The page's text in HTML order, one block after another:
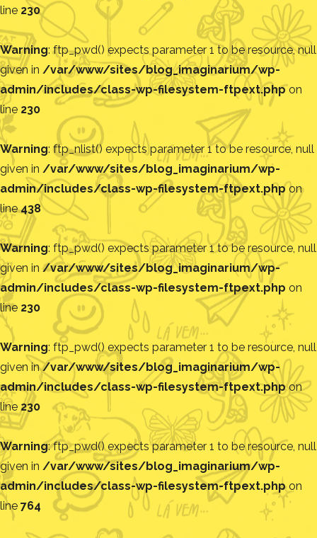
line 230
Warning: ftp_pwd() expects parameter 1 to be resource, null
given in /var/www/sites/blog_imaginarium/wp-
admin/includes/class-wp-filesystem-ftpext.phpon
line 230
Warning: ftp_nlist() expects parameter 1 to be resource, null
given in /var/www/sites/blog_imaginarium/wp-
admin/includes/class-wp-filesystem-ftpext.phpon
line438
Warning: ftp_pwd() expects parameter 1 to be resource, null
given in /var/www/sites/blog_imaginarium/wp-
admin/includes/class-wp-filesystem-ftpext.php on
line 230
Warning: ftp_pwd() expects parameter 1 to be resource, null
given in/var/www/sites/blog_imaginarium/wp-
admin/includes/class-wp-filesystem-ftpext.phpon
line 230
Warning: ftp_pwd() expects parameter 1 to be resource, null
given in /var/www/sites/blog_imaginarium/wp-
admin/includes/class-wp-filesystem-ftpext.phpon
line 764